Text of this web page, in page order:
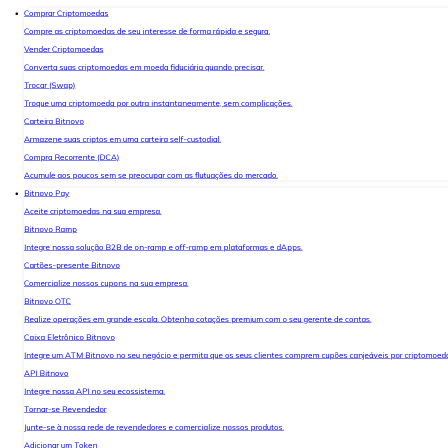
Comprar Criptomoedas
Compre as criptomoedas de seu interesse de forma rápida e segura.
Vender Criptomoedas
Converta suas criptomoedas em moeda fiduciária quando precisar.
Trocar (Swap)
Troque uma criptomoeda por outra instantaneamente, sem complicações.
Carteira Bitnovo
Armazene suas criptos em uma carteira self-custodial.
Compra Recorrente (DCA)
Acumule aos poucos sem se preocupar com as flutuações do mercado.
Bitnovo Pay
Aceite criptomoedas na sua empresa.
Bitnovo Ramp
Integre nossa solução B2B de on-ramp e off-ramp em plataformas e dApps.
Cartões-presente Bitnovo
Comercialize nossos cupons na sua empresa.
Bitnovo OTC
Realize operações em grande escala. Obtenha cotações premium com o seu gerente de contas.
Caixa Eletrônico Bitnovo
Integre um ATM Bitnovo no seu negócio e permita que os seus clientes comprem cupões canjeáveis por
API Bitnovo
Integre nossa API no seu ecossistema.
Tornar-se Revendedor
Junte-se à nossa rede de revendedores e comercialize nossos produtos.
Adicionar um Token